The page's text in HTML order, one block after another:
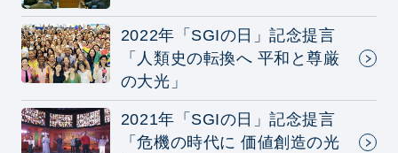
2022年「SGIの日」記念提言
「人類史の転換へ 平和と尊厳
の大光」
2021年「SGIの日」記念提言
「危機の時代に 価値創造の光